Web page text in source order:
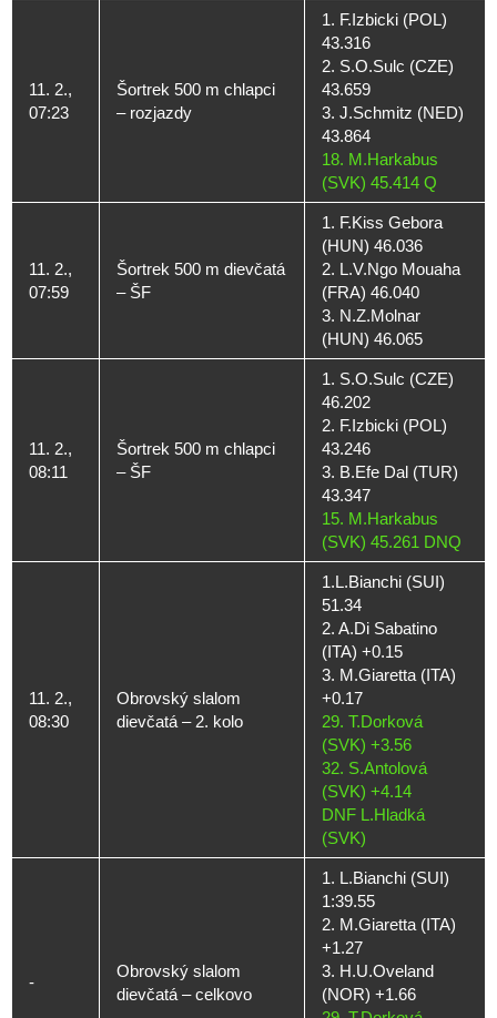
11. 2.,
07:23
Šortrek 500 m chlapci
– rozjazdy
1. F.Izbicki (POL)
43.316
2. S.O.Sulc (CZE)
43.659
3. J.Schmitz (NED)
43.864
18. M.Harkabus
(SVK) 45.414 Q
11. 2.,
07:59
Šortrek 500 m dievčatá
– ŠF
1. F.Kiss Gebora
(HUN) 46.036
2. L.V.Ngo Mouaha
(FRA) 46.040
3. N.Z.Molnar
(HUN) 46.065
11. 2.,
08:11
Šortrek 500 m chlapci
– ŠF
1. S.O.Sulc (CZE)
46.202
2. F.Izbicki (POL)
43.246
3. B.Efe Dal (TUR)
43.347
15. M.Harkabus
(SVK) 45.261 DNQ
11. 2.,
08:30
Obrovský slalom
dievčatá – 2. kolo
1.L.Bianchi (SUI)
51.34
2. A.Di Sabatino
(ITA) +0.15
3. M.Giaretta (ITA)
+0.17
29. T.Dorková
(SVK) +3.56
32. S.Antolová
(SVK) +4.14
DNF L.Hladká
(SVK)
-
Obrovský slalom
dievčatá – celkovo
1. L.Bianchi (SUI)
1:39.55
2. M.Giaretta (ITA)
+1.27
3. H.U.Oveland
(NOR) +1.66